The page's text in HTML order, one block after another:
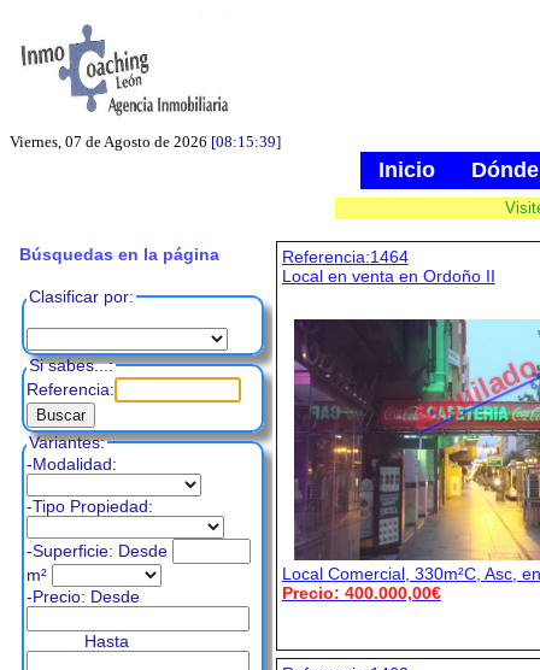
Viernes, 07 de Agosto de 2026 [08:15:40]
Inicio
Búsquedas en la página
Clasificar por:
Si sabes...:
Referencia:
Variantes:
-Modalidad:
-Tipo Propiedad:
-Superficie: Desde
m²
-Precio: Desde
Hasta
Referencia:1464
Local en venta en Ordoño II
Local Comercial, 330m²C, Asc,
Precio: 400.000,00€